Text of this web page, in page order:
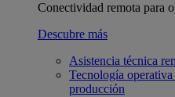
Conectividad remota para
Descubre más
Asistencia técnica
Tecnología operativa
producción